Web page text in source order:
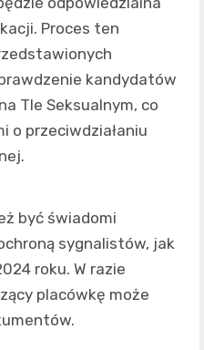
Proces ten
kandydatów
Tle Seksualnym, co
o przeciwdziałaniu
być świadomi
sygnalistów, jak
roku. W razie
placówkę może